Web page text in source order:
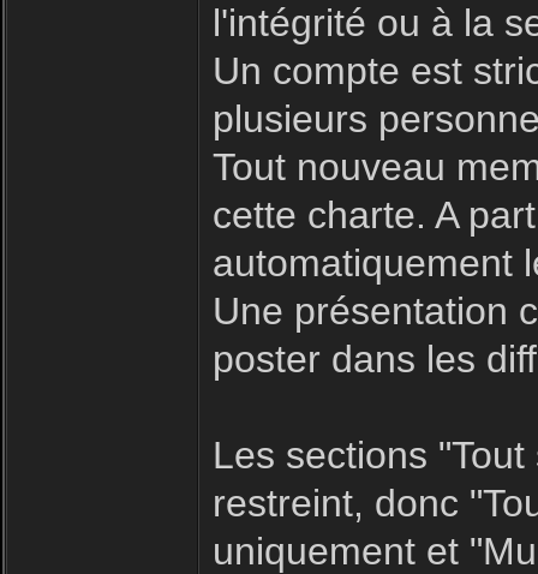
l'intégrité ou à la
Un compte est
plusieurs
Tout nouveau
cette charte. A
automatiquement
Une présentation
poster dans les
Les sections
restreint, donc
uniquement et